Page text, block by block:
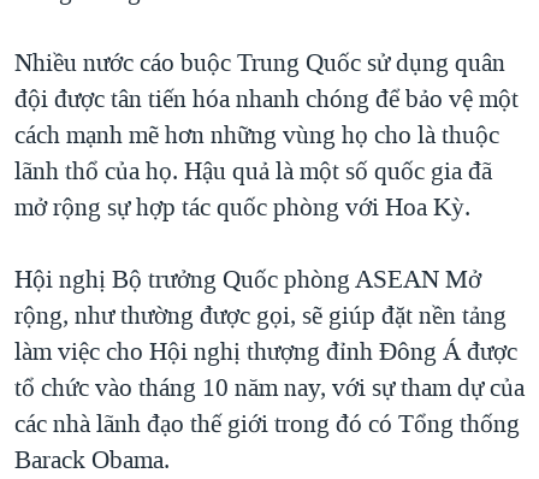
Nhiều nước cáo buộc Trung Quốc sử dụng quân
đội được tân tiến hóa nhanh chóng để bảo vệ một
cách mạnh mẽ hơn những vùng họ cho là thuộc
lãnh thổ của họ. Hậu quả là một số quốc gia đã
mở rộng sự hợp tác quốc phòng với Hoa Kỳ.
Hội nghị Bộ trưởng Quốc phòng ASEAN Mở
rộng, như thường được gọi, sẽ giúp đặt nền tảng
làm việc cho Hội nghị thượng đỉnh Đông Á được
tổ chức vào tháng 10 năm nay, với sự tham dự của
các nhà lãnh đạo thế giới trong đó có Tổng thống
Barack Obama.